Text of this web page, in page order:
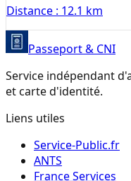
Distance : 12.1 km
Passeport & CNI
Service indépendant
et carte d'identité.
Liens utiles
Service-Public.fr
ANTS
France Services